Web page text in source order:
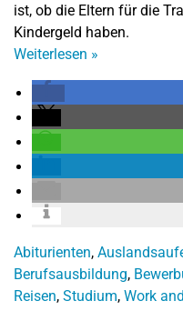
ist, ob die Eltern für die
Kindergeld haben.
Weiterlesen »
Abiturienten,
Berufsausbildung,
Reisen, Studium, Work